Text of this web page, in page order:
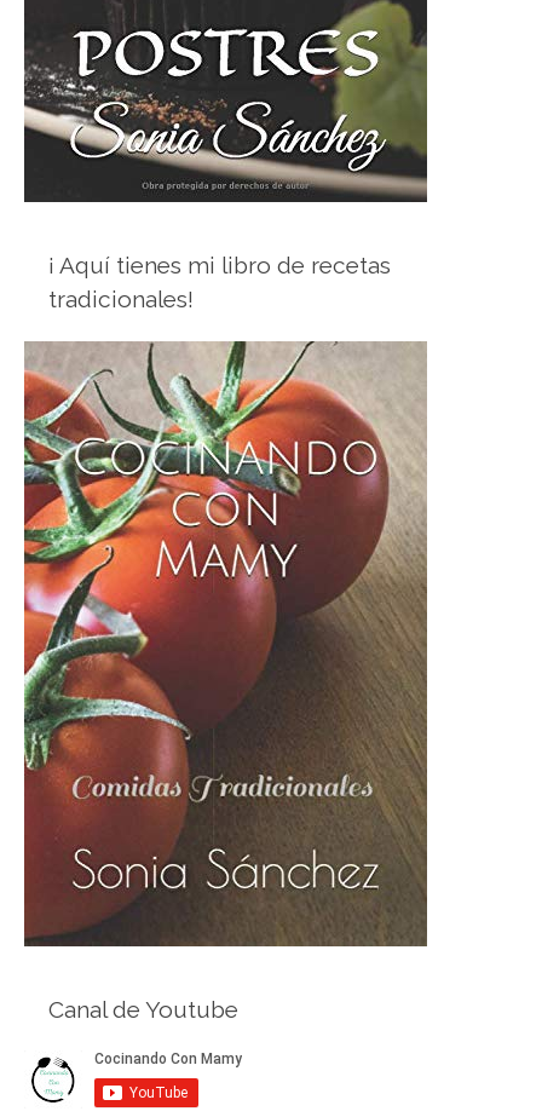
¡ Aquí tienes mi libro de recetas
tradicionales!
Canal de Youtube